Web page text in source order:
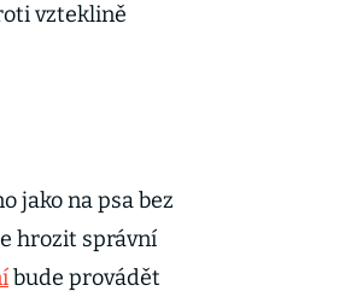
vzteklině
jako na psa bez
hrozit správní
bude provádět